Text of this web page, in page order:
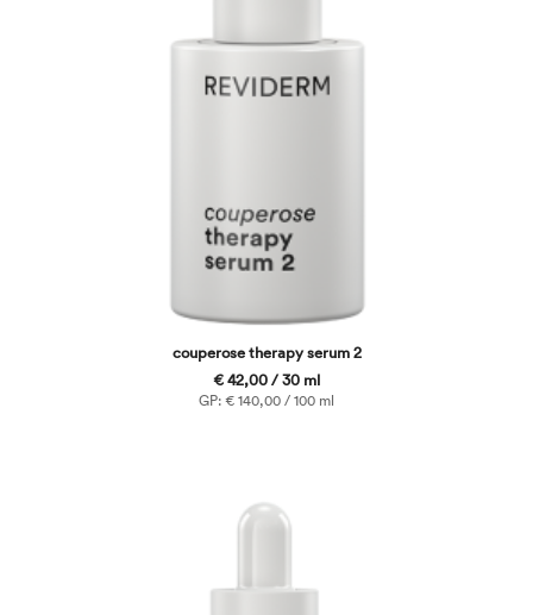
couperose therapy serum 2
€ 42,00 / 30 ml
GP: € 140,00 / 100 ml